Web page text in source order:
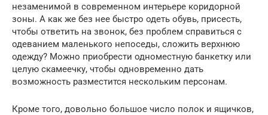
незаменимой в современном интерьере коридорной
зоны. А как же без нее быстро одеть обувь, присесть,
чтобы ответить на звонок, без проблем справиться с
одеванием маленького непоседы, сложить верхнюю
одежду? Можно приобрести одноместную банкетку или
целую скамеечку, чтобы одновременно дать
возможность разместится нескольким персонам.
Кроме того, довольно большое число полок и ящичков,